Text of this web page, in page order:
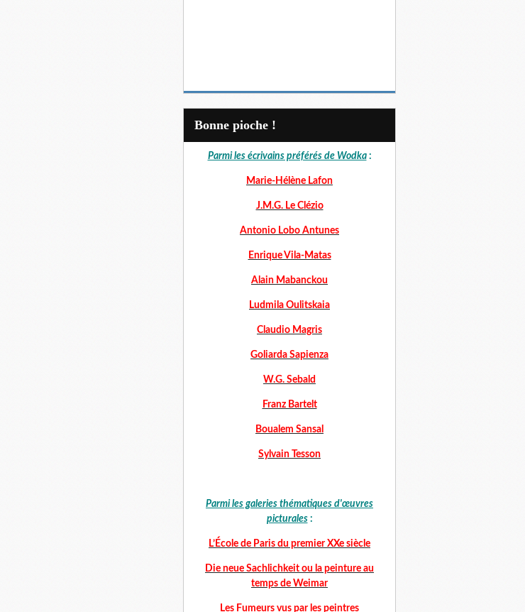
Bonne pioche !
Parmi les écrivains préférés de Wodka:
Marie-Hélène Lafon
J.M.G. Le Clézio
Antonio Lobo Antunes
Enrique Vila-Matas
Alain Mabanckou
Ludmila Oulitskaia
Claudio Magris
Goliarda Sapienza
W.G. Sebald
Franz Bartelt
Boualem Sansal
Sylvain Tesson
Parmi les galeries thématiques d'œuvres
picturales:
L’École de Paris du premier XXe siècle
Die neue Sachlichkeit ou la peinture au
temps de Weimar
Les Fumeurs vus par les peintres